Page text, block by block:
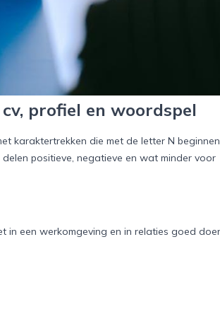
profiel en woordspel
karaktertrekken die met de letter N
positieve, negatieve en wat minder voor
in een werkomgeving en in relaties goed